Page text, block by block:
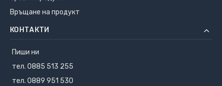
Връщане на продукт
КОНТАКТИ
Пиши ни
тел. 0885 513 255
тел. 0889 951 530